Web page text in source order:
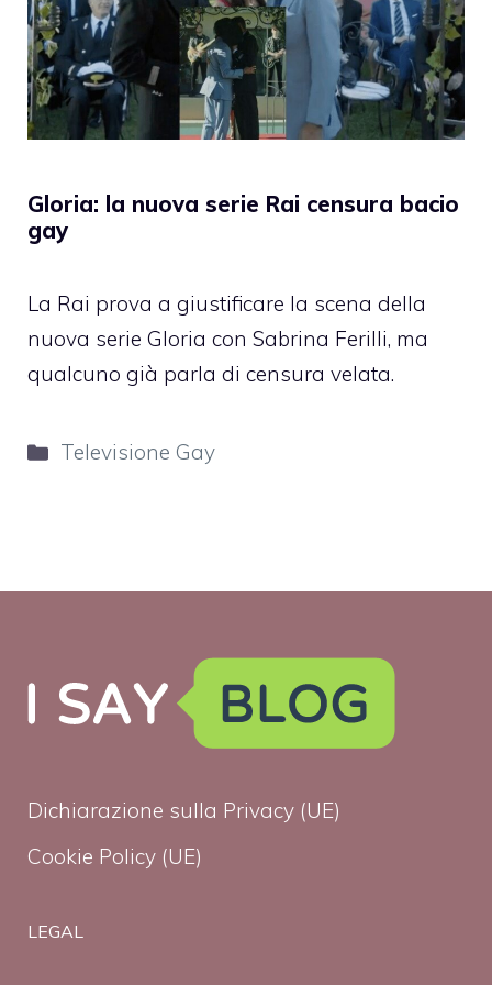
Gloria: la nuova serie Rai censura bacio
gay
La Rai prova a giustificare la scena della
nuova serie Gloria con Sabrina Ferilli, ma
qualcuno già parla di censura velata.
Categorie
Televisione Gay
Dichiarazione sulla Privacy (UE)
Cookie Policy (UE)
LEGAL